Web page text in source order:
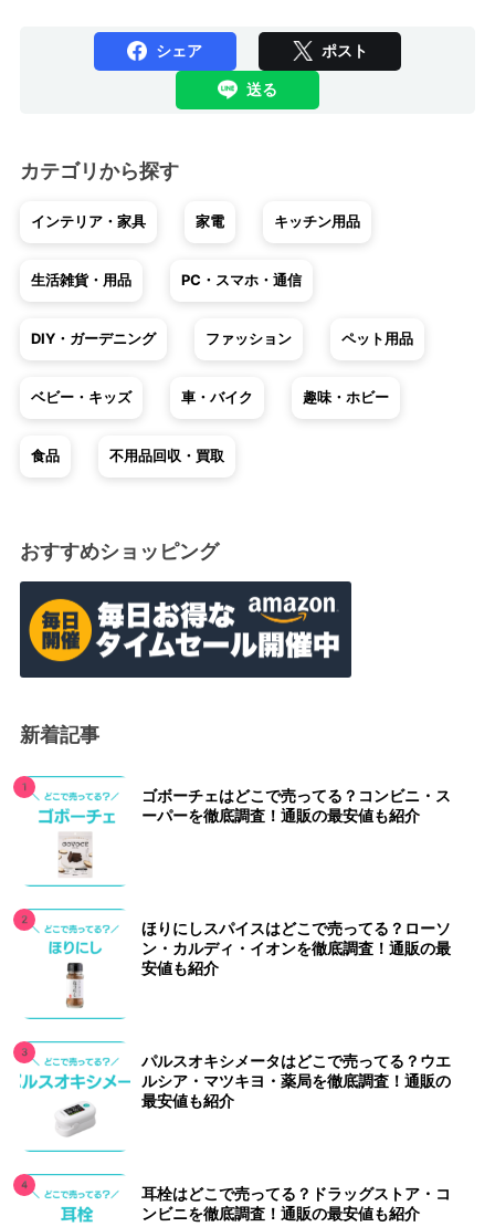
シェア ポスト
送る
カテゴリから探す
インテリア・家具 家電 キッチン用品
生活雑貨・用品 PC・スマホ・通信
DIY・ガーデニング ファッション ペット用品
ベビー・キッズ 車・バイク 趣味・ホビー
食品 不用品回収・買取
おすすめショッピング
新着記事
ゴボーチェはどこで売ってる？コンビニ・ス
ーパーを徹底調査！通販の最安値も紹介
ほりにしスパイスはどこで売ってる？ローソ
ン・カルディ・イオンを徹底調査！通販の最
安値も紹介
パルスオキシメータはどこで売ってる？ウエ
ルシア・マツキヨ・薬局を徹底調査！通販の
最安値も紹介
耳栓はどこで売ってる？ドラッグストア・コ
ンビニを徹底調査！通販の最安値も紹介